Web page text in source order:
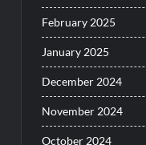
February 2025
January 2025
December 2024
November 2024
October 2024